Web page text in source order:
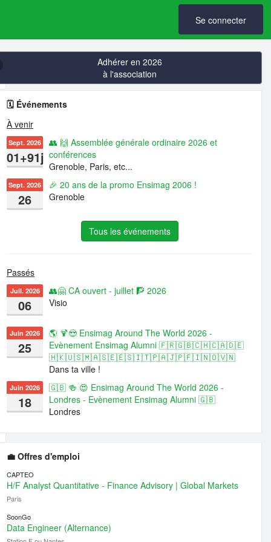
Se connecter
Adhérer en 2026
à l'association
🗓️ Événements
À venir
Sept. 2026
01+91j
👥 🙌 Assemblée générale ordinaire 2026 et
conférences
Grenoble, Paris, etc...
Sept. 2026
26
🎉 20 ans de la promo Ensimag 2006 !
Grenoble
Tous les événements
Passés
Juil. 2026
06
👥🤗 CA ouvert - juillet 🧗 2026
Visio
Juin 2026
25
🌎 🍹😍 Ensimag Around The World 2026 -
Evènement Ensimag Alumni 🇫🇷🇬🇧🇨🇭🇨🇦🇩🇪
🇭🇰🇺🇸🇲🇦🇸🇪🇪🇸🇮🇹🇵🇦🇯🇵🇫🇮🇳🇴🇻🇳
Dans ta ville !
Juin 2026
18
🇬🇧 🍻 😍 Ensimag Around The World 2026 -
Londres - Evènement Ensimag Alumni 🇬🇧
Londres
💼 Offres d'emploi
CAPTEO
H/F Analyst Quantitative - Finance Advisory | Global Markets
Paris
SoonGo
Data Engineer (Alternance)